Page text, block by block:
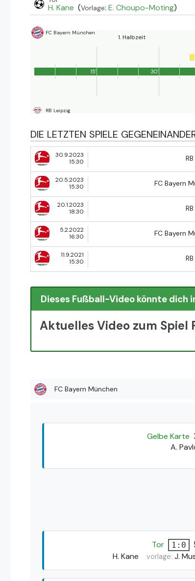
H. Kane (Vorlage: E. Choupo-Moting)
FC Bayern München
1. Halbzeit
RB Leipzig
15' 30'
DIE LETZTEN SPIELE
30.9.2023
15:30
20.5.2023
15:30
FC Bayern
20.1.2023
18:30
5.2.2022
16:30
FC Bayern
11.9.2021
15:30
Dieses Fußball-Video könnte dich
Aktuelles Video zum Spiel
FC Bayern München
Gelbe Karte
A.
Tor 1:0
H. Kane vorlage: J.